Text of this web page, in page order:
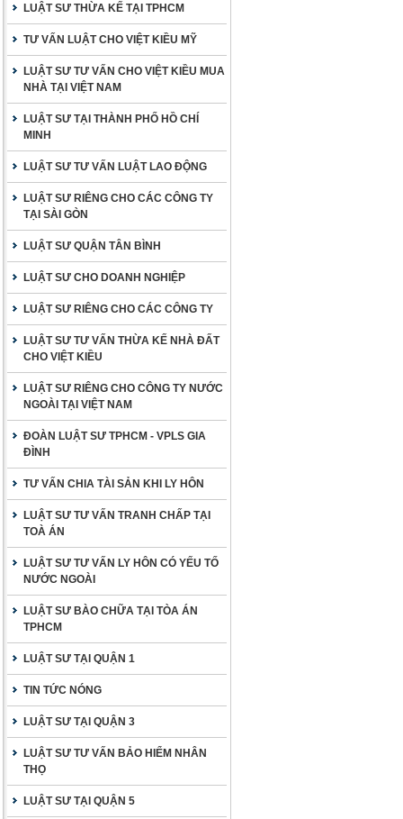
LUẬT SƯ THỪA KẾ TẠI TPHCM
TƯ VẤN LUẬT CHO VIỆT KIỀU MỸ
LUẬT SƯ TƯ VẤN CHO VIỆT KIỀU MUA
NHÀ TẠI VIỆT NAM
LUẬT SƯ TẠI THÀNH PHỐ HỒ CHÍ
MINH
LUẬT SƯ TƯ VẤN LUẬT LAO ĐỘNG
LUẬT SƯ RIÊNG CHO CÁC CÔNG TY
TẠI SÀI GÒN
LUẬT SƯ QUẬN TÂN BÌNH
LUẬT SƯ CHO DOANH NGHIỆP
LUẬT SƯ RIÊNG CHO CÁC CÔNG TY
LUẬT SƯ TƯ VẤN THỪA KẾ NHÀ ĐẤT
CHO VIỆT KIỀU
LUẬT SƯ RIÊNG CHO CÔNG TY NƯỚC
NGOÀI TẠI VIỆT NAM
ĐOÀN LUẬT SƯ TPHCM - VPLS GIA
ĐÌNH
TƯ VẤN CHIA TÀI SẢN KHI LY HÔN
LUẬT SƯ TƯ VẤN TRANH CHẤP TẠI
TOÀ ÁN
LUẬT SƯ TƯ VẤN LY HÔN CÓ YẾU TỐ
NƯỚC NGOÀI
LUẬT SƯ BÀO CHỮA TẠI TÒA ÁN
TPHCM
LUẬT SƯ TẠI QUẬN 1
TIN TỨC NÓNG
LUẬT SƯ TẠI QUẬN 3
LUẬT SƯ TƯ VẤN BẢO HIỂM NHÂN
THỌ
LUẬT SƯ TẠI QUẬN 5